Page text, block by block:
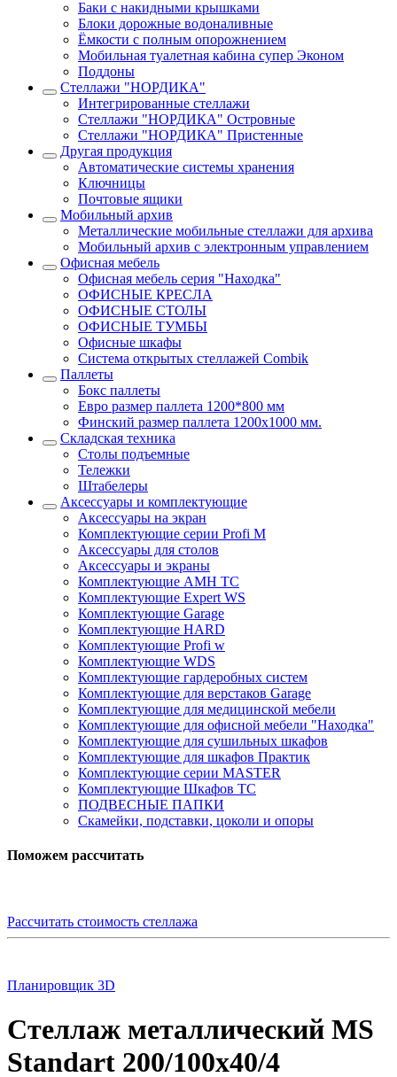
Баки с накидными крышками
Блоки дорожные водоналивные
Ёмкости с полным опорожнением
Мобильная туалетная кабина супер Эконом
Поддоны
Стеллажи "НОРДИКА"
Интегрированные стеллажи
Стеллажи "НОРДИКА" Островные
Стеллажи "НОРДИКА" Пристенные
Другая продукция
Автоматические системы хранения
Ключницы
Почтовые ящики
Мобильный архив
Металлические мобильные стеллажи для архива
Мобильный архив с электронным управлением
Офисная мебель
Офисная мебель серия "Находка"
ОФИСНЫЕ КРЕСЛА
ОФИСНЫЕ СТОЛЫ
ОФИСНЫЕ ТУМБЫ
Офисные шкафы
Система открытых стеллажей Combik
Паллеты
Бокс паллеты
Евро размер паллета 1200*800 мм
Финский размер паллета 1200х1000 мм.
Складская техника
Столы подъемные
Тележки
Штабелеры
Аксессуары и комплектующие
Аксессуары на экран
Комплектующие серии Profi M
Аксессуары для столов
Аксессуары и экраны
Комплектующие AMH TC
Комплектующие Expert WS
Комплектующие Garage
Комплектующие HARD
Комплектующие Profi w
Комплектующие WDS
Комплектующие гардеробных систем
Комплектующие для верстаков Garage
Комплектующие для медицинской мебели
Комплектующие для офисной мебели "Находка"
Комплектующие для сушильных шкафов
Комплектующие для шкафов Практик
Комплектующие серии MASTER
Комплектующие Шкафов ТС
ПОДВЕСНЫЕ ПАПКИ
Скамейки, подставки, цоколи и опоры
Поможем рассчитать
Рассчитать стоимость стеллажа
Планировщик 3D
Стеллаж металлический MS
Standart 200/100x40/4